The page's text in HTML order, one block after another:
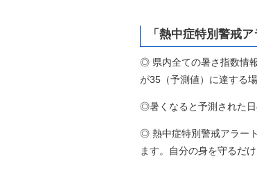
「熱中症特別警戒
◎ 県内全ての暑さ指数情
が35（予測値）に達する
◎暑くなると予測された日
◎ 熱中症特別警戒アラート
ます。自分の身を守るだ